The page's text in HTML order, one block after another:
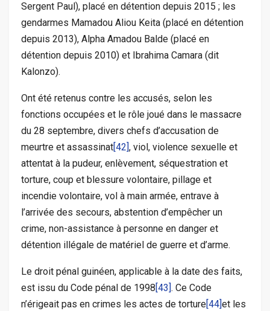
Sergent Paul), placé en détention depuis 2015 ; les
gendarmes Mamadou Aliou Keita (placé en détention
depuis 2013), Alpha Amadou Balde (placé en
détention depuis 2010) et Ibrahima Camara (dit
Kalonzo).
Ont été retenus contre les accusés, selon les
fonctions occupées et le rôle joué dans le massacre
du 28 septembre, divers chefs d’accusation de
meurtre et assassinat [42] , viol, violence sexuelle et
attentat à la pudeur, enlèvement, séquestration et
torture, coup et blessure volontaire, pillage et
incendie volontaire, vol à main armée, entrave à
l’arrivée des secours, abstention d’empêcher un
crime, non-assistance à personne en danger et
détention illégale de matériel de guerre et d’arme.
Le droit pénal guinéen, applicable à la date des faits,
est issu du Code pénal de 1998 [43] . Ce Code
n’érigeait pas en crimes les actes de torture [44] et les